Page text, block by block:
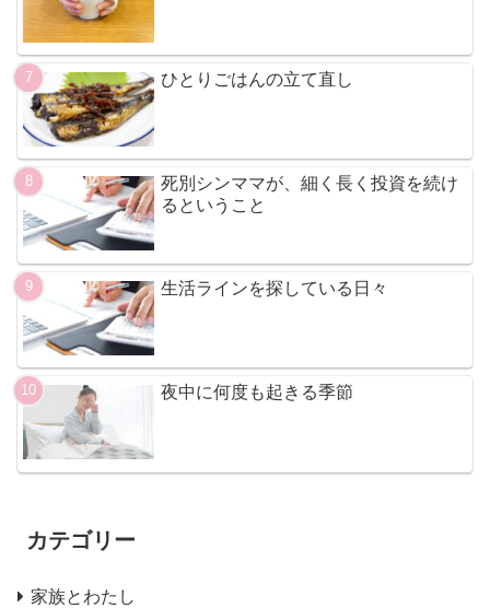
ひとりごはんの立て直し
死別シンママが、細く長く投資を続け
るということ
生活ラインを探している日々
夜中に何度も起きる季節
カテゴリー
家族とわたし